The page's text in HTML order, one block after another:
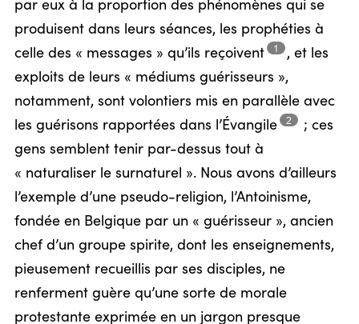
par eux à la proportion des phénomènes qui se
produisent dans leurs séances, les prophéties à
celle des « messages » qu’ils reçoivent 1 , et les
exploits de leurs « médiums guérisseurs »,
notamment, sont volontiers mis en parallèle avec
les guérisons rapportées dans l’Évangile 2 ; ces
gens semblent tenir par-dessus tout à
« naturaliser le surnaturel ». Nous avons d’ailleurs
l’exemple d’une pseudo-religion, l’Antoinisme,
fondée en Belgique par un « guérisseur », ancien
chef d’un groupe spirite, dont les enseignements,
pieusement recueillis par ses disciples, ne
renferment guère qu’une sorte de morale
protestante exprimée en un jargon presque